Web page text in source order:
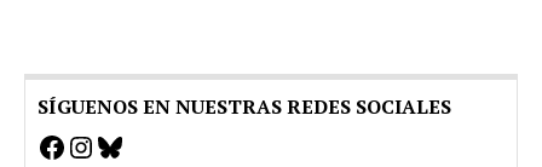
SÍGUENOS EN NUESTRAS REDES SOCIALES
Facebook
Instagram
Bluesky